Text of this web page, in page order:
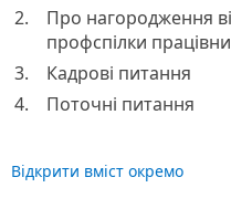
2.
Про нагородження
профспілки
3.
Кадрові питання
4.
Поточні питання
Відкрити вміст окремо